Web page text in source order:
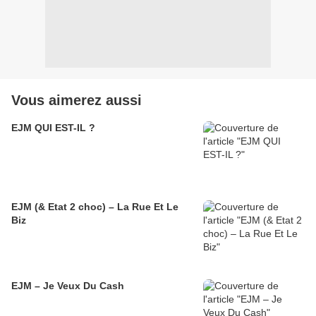
Vous aimerez aussi
EJM QUI EST-IL ?
EJM (& Etat 2 choc) – La Rue Et Le
Biz
EJM – Je Veux Du Cash